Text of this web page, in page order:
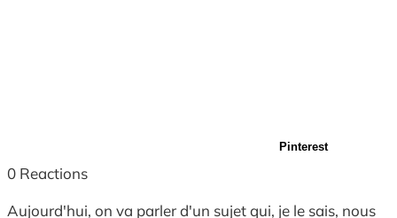
Pinterest
0 Reactions
Aujourd'hui, on va parler d'un sujet qui, je le sais, nous